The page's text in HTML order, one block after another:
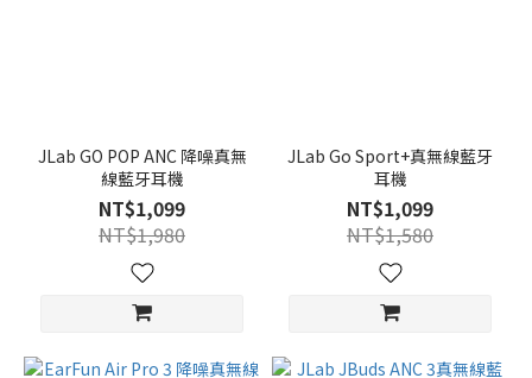
JLab GO POP ANC 降噪真無
線藍牙耳機
NT$1,099
NT$1,980
JLab Go Sport+真無線藍牙
耳機
NT$1,099
NT$1,580